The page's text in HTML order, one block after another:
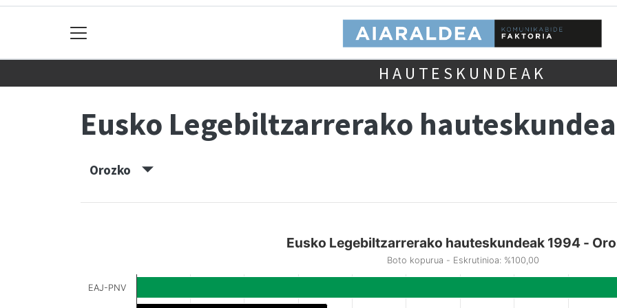
HAUTESKUNDEAK
Eusko Legebiltzarrerako
Orozko
Eusko Legebiltzarrerako hauteskundeak 1994 -
Boto kopurua - Eskrutinioa: %100,00
EAJ-PNV